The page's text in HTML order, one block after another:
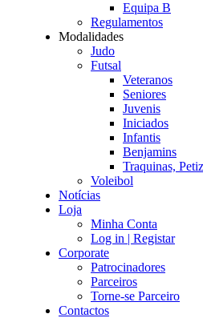
Equipa B
Regulamentos
Modalidades
Judo
Futsal
Veteranos
Seniores
Juvenis
Iniciados
Infantis
Benjamins
Traquinas,
Voleibol
Notícias
Loja
Minha Conta
Log in | Registar
Corporate
Patrocinadores
Parceiros
Torne-se Parceiro
Contactos